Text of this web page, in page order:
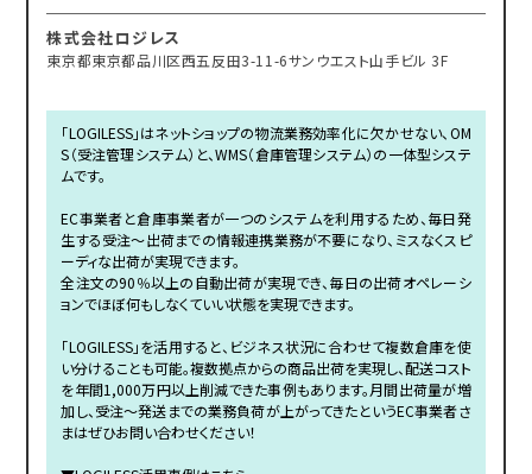
株式会社ロジレス
東京都東京都品川区西五反田3-11-6サンウエスト山手ビル 3F
「LOGILESS」はネットショップの物流業務効率化に欠かせない、OM
S（受注管理システム）と、WMS（倉庫管理システム）の一体型システ
ムです。
EC事業者と倉庫事業者が一つのシステムを利用するため、毎日発
生する受注～出荷までの情報連携業務が不要になり、ミスなくスピ
ーディな出荷が実現できます。
全注文の90％以上の自動出荷が実現でき、毎日の出荷オペレーシ
ョンでほぼ何もしなくていい状態を実現できます。
「LOGILESS」を活用すると、ビジネス状況に合わせて複数倉庫を使
い分けることも可能。複数拠点からの商品出荷を実現し、配送コスト
を年間1,000万円以上削減できた事例もあります。月間出荷量が増
加し、受注～発送までの業務負荷が上がってきたというEC事業者さ
まはぜひお問い合わせください！